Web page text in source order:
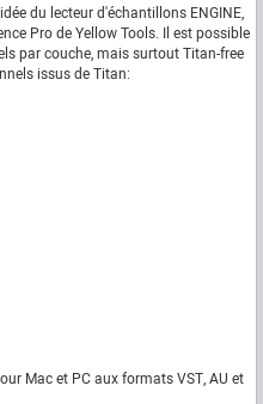
du lecteur d'échantillons ENGINE,
Pro de Yellow Tools. Il est possible
par couche, mais surtout Titan-free
issus de Titan:
Mac et PC aux formats VST, AU et